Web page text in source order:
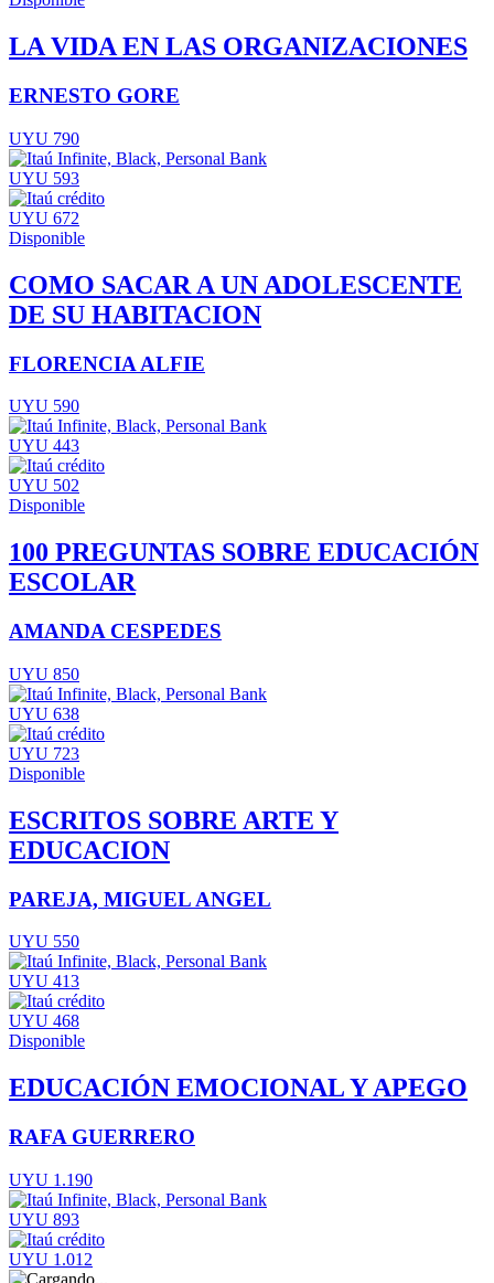
LA VIDA EN LAS ORGANIZACIONES
ERNESTO GORE
UYU 790
UYU 593
UYU 672
Disponible
COMO SACAR A UN ADOLESCENTE
DE SU HABITACION
FLORENCIA ALFIE
UYU 590
UYU 443
UYU 502
Disponible
100 PREGUNTAS SOBRE EDUCACIÓN
ESCOLAR
AMANDA CESPEDES
UYU 850
UYU 638
UYU 723
Disponible
ESCRITOS SOBRE ARTE Y
EDUCACION
PAREJA, MIGUEL ANGEL
UYU 550
UYU 413
UYU 468
Disponible
EDUCACIÓN EMOCIONAL Y APEGO
RAFA GUERRERO
UYU 1.190
UYU 893
UYU 1.012